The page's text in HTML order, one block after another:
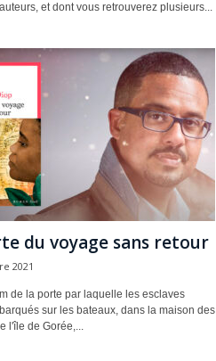
et dont vous retrouverez plusieurs...
du voyage sans retour
2021
de la porte par laquelle les esclaves
sur les bateaux, dans la maison des
l'île de Gorée,...